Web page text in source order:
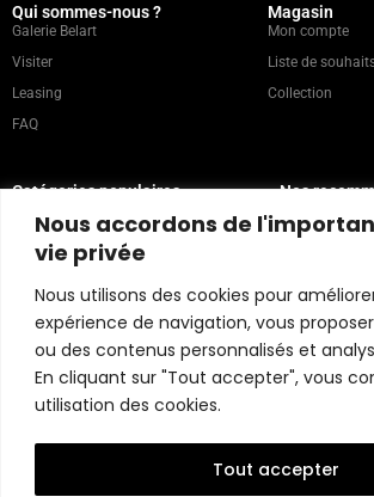
Nous accordons de
vie privée
Nous utilisons des cookies pour
expérience de navigation, vous
ou des contenus personnalisés et
En cliquant sur "Tout accepter", vous
utilisation des cookies.
Tout accepter
Qui sommes-nous ?
Galerie Belart
Visiter
Leasing
FAQ
Magasin
Mon compte
Liste de
Collection
Catégories populaires
Peinture
Portrait
Nos
Contact
Politique du magasin